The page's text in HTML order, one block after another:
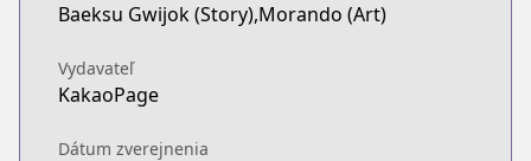
Baeksu Gwijok (Story),Morando (Art)
Vydavateľ
KakaoPage
Dátum zverejnenia